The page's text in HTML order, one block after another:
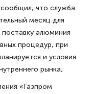
что служба
месяц для
алюминия
процедур, при
и условия
рынка;
«Газпром